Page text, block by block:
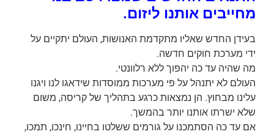
מחייבים אותנו ליזום.
בעידן החדש שאליו מתקדמת האנושות, העולם יתקיים על
ידי מערכת חוקים חדשה.
מה שהיה עד כה יהפוך ללא רלוונטי.
העולם לא יתנהל על פי מערכות ממוסדות שידאגו לנו ויגנו
עלינו מבחוץ. הן נמצאות כרגע בתהליך של קריסה, משום
שלא ישרתו אותנו יותר בהמשך.
אם עד כה הסתמכנו על גורמים ששלטו בחיינו, חינכו, תמכו,